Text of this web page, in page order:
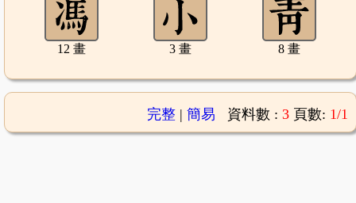
12 畫 3 畫 8 畫
完整| 簡易 資料數 : 3 頁數: 1/1